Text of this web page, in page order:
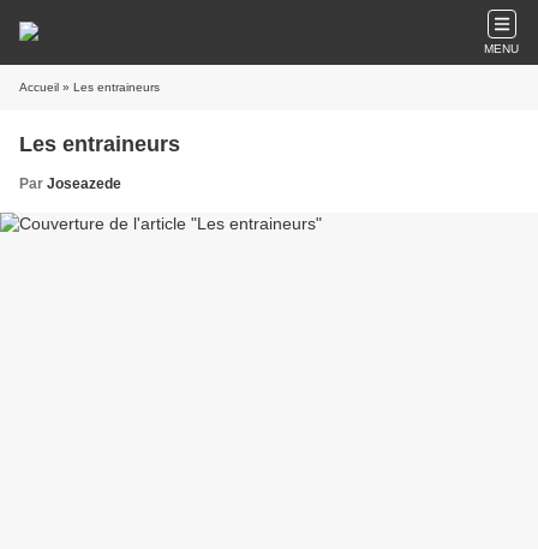
MENU
Accueil » Les entraineurs
Les entraineurs
Par Joseazede